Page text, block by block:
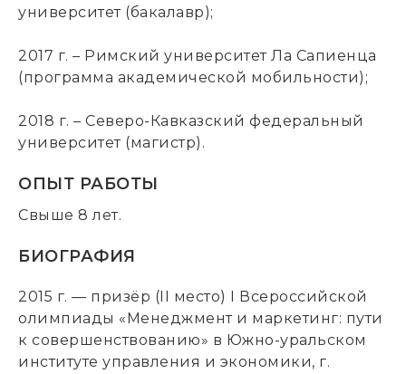
университет (бакалавр);
2017 г. – Римский университет Ла Сапиенца
(программа академической мобильности);
2018 г. – Северо-Кавказский федеральный
университет (магистр).
ОПЫТ РАБОТЫ
Свыше 8 лет.
БИОГРАФИЯ
2015 г. — призёр (II место) I Всероссийской
олимпиады «Менеджмент и маркетинг: пути
к совершенствованию» в Южно-уральском
институте управления и экономики, г.